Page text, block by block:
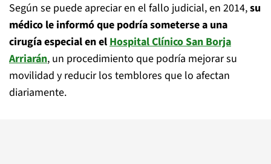
Según se puede apreciar en el fallo judicial, en 2014,su
médico le informó que podría someterse a una
cirugía especial en elHospital Clínico San Borja
Arriarán, un procedimiento que podría mejorar su
movilidad y reducir los temblores que lo afectan
diariamente.